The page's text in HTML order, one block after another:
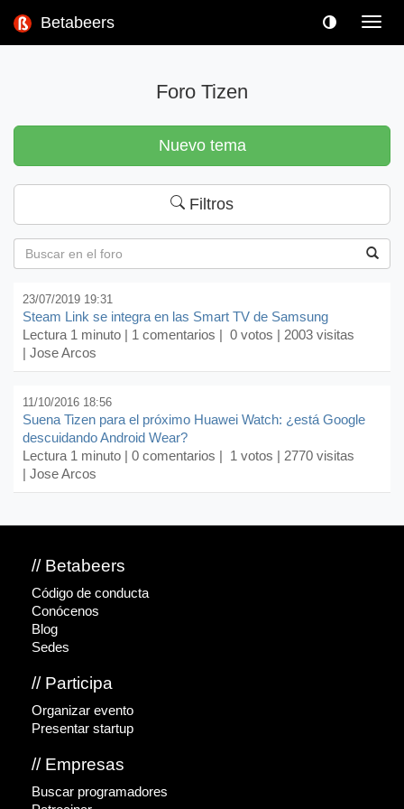
Betabeers
Foro Tizen
Nuevo tema
Filtros
23/07/2019 19:31
Steam Link se integra en las Smart TV de Samsung
Lectura 1 minuto | 1 comentarios | 0 votos | 2003 visitas
| Jose Arcos
11/10/2016 18:56
Suena Tizen para el próximo Huawei Watch: ¿está Google
descuidando Android Wear?
Lectura 1 minuto | 0 comentarios | 1 votos | 2770 visitas
| Jose Arcos
// Betabeers
Código de conducta
Conócenos
Blog
Sedes
// Participa
Organizar evento
Presentar startup
// Empresas
Buscar programadores